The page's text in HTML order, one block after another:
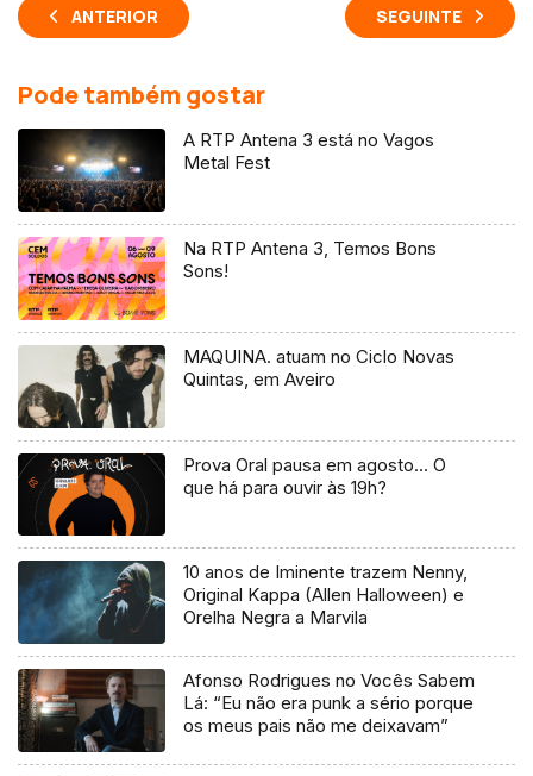
ANTERIOR SEGUINTE
Pode também gostar
A RTP Antena 3 está no Vagos
Metal Fest
Na RTP Antena 3, Temos Bons
Sons!
MAQUINA. atuam no Ciclo Novas
Quintas, em Aveiro
Prova Oral pausa em agosto… O
que há para ouvir às 19h?
10 anos de Iminente trazem Nenny,
Original Kappa (Allen Halloween) e
Orelha Negra a Marvila
Afonso Rodrigues no Vocês Sabem
Lá: “Eu não era punk a sério porque
os meus pais não me deixavam”